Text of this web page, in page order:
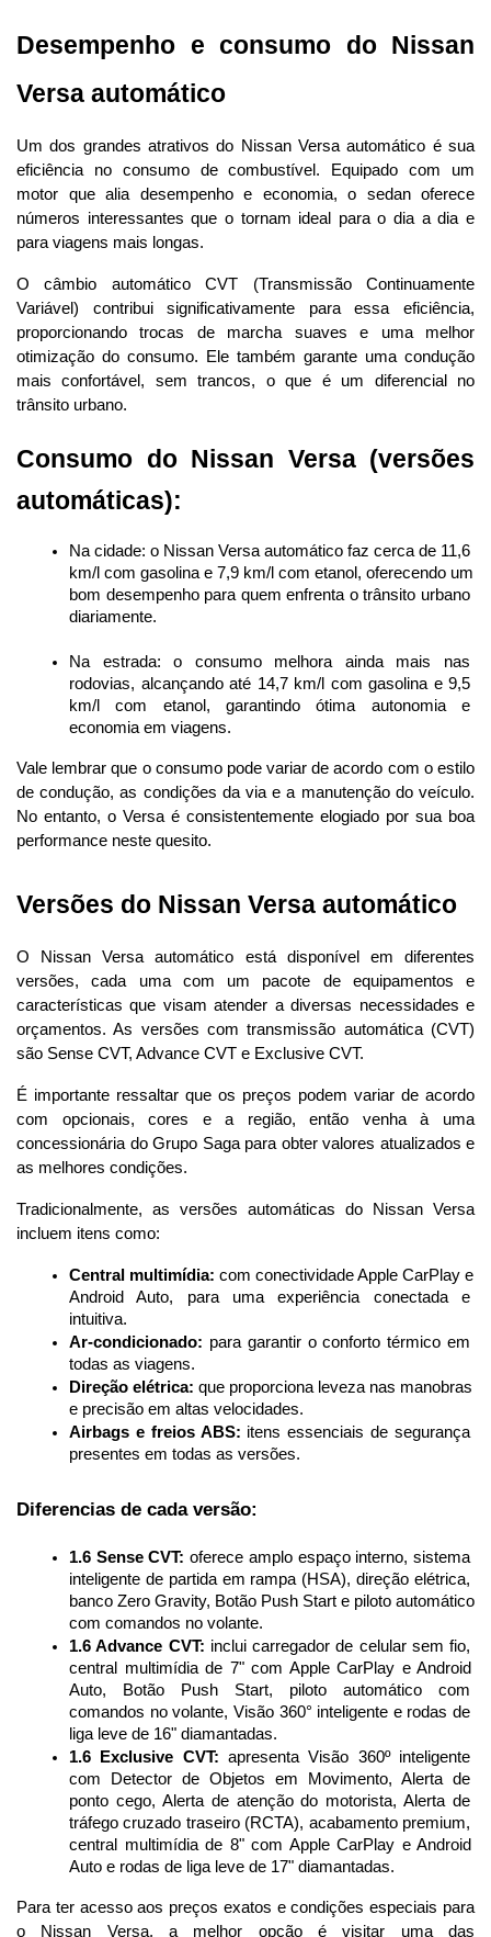
Desempenho e consumo do Nissan
Versa automático
Um dos grandes atrativos do Nissan Versa automático é sua
eficiência no consumo de combustível. Equipado com um
motor que alia desempenho e economia, o sedan oferece
números interessantes que o tornam ideal para o dia a dia e
para viagens mais longas.
O câmbio automático CVT (Transmissão Continuamente
Variável) contribui significativamente para essa eficiência,
proporcionando trocas de marcha suaves e uma melhor
otimização do consumo. Ele também garante uma condução
mais confortável, sem trancos, o que é um diferencial no
trânsito urbano.
Consumo do Nissan Versa (versões
automáticas):
Na cidade: o Nissan Versa automático faz cerca de 11,6
km/l com gasolina e 7,9 km/l com etanol, oferecendo um
bom desempenho para quem enfrenta o trânsito urbano
diariamente.
Na estrada: o consumo melhora ainda mais nas
rodovias, alcançando até 14,7 km/l com gasolina e 9,5
km/l com etanol, garantindo ótima autonomia e
economia em viagens.
Vale lembrar que o consumo pode variar de acordo com o estilo
de condução, as condições da via e a manutenção do veículo.
No entanto, o Versa é consistentemente elogiado por sua boa
performance neste quesito.
Versões do Nissan Versa automático
O Nissan Versa automático está disponível em diferentes
versões, cada uma com um pacote de equipamentos e
características que visam atender a diversas necessidades e
orçamentos. As versões com transmissão automática (CVT)
são Sense CVT, Advance CVT e Exclusive CVT.
É importante ressaltar que os preços podem variar de acordo
com opcionais, cores e a região, então venha à uma
concessionária do Grupo Saga para obter valores atualizados e
as melhores condições.
Tradicionalmente, as versões automáticas do Nissan Versa
incluem itens como:
Central multimídia: com conectividade Apple CarPlay e
Android Auto, para uma experiência conectada e
intuitiva.
Ar-condicionado: para garantir o conforto térmico em
todas as viagens.
Direção elétrica: que proporciona leveza nas manobras
e precisão em altas velocidades.
Airbags e freios ABS: itens essenciais de segurança
presentes em todas as versões.
Diferencias de cada versão:
1.6 Sense CVT: oferece amplo espaço interno, sistema
inteligente de partida em rampa (HSA), direção elétrica,
banco Zero Gravity, Botão Push Start e piloto automático
com comandos no volante.
1.6 Advance CVT: inclui carregador de celular sem fio,
central multimídia de 7" com Apple CarPlay e Android
Auto, Botão Push Start, piloto automático com
comandos no volante, Visão 360° inteligente e rodas de
liga leve de 16" diamantadas.
1.6 Exclusive CVT: apresenta Visão 360º inteligente
com Detector de Objetos em Movimento, Alerta de
ponto cego, Alerta de atenção do motorista, Alerta de
tráfego cruzado traseiro (RCTA), acabamento premium,
central multimídia de 8" com Apple CarPlay e Android
Auto e rodas de liga leve de 17" diamantadas.
Para ter acesso aos preços exatos e condições especiais para